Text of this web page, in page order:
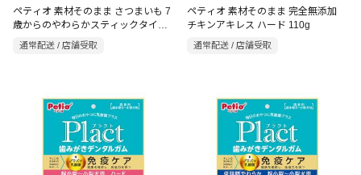
ペティオ 素材そのまま さつまいも 7
歳からのやわらかスティックタイプ
通常配送 / 店舗受取
ペティオ 素材そのまま 完全無添加
チキンアキレス ハード 110g
通常配送 / 店舗受取